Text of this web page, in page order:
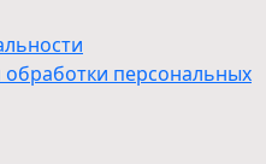
персональных